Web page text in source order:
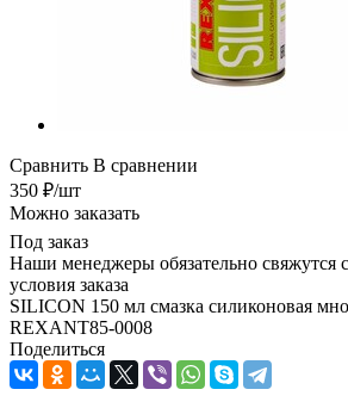
Сравнить В сравнении
350 ₽/шт
Можно заказать
Под заказ
Наши менеджеры обязательно свяжутся
условия заказа
SILICON 150 мл смазка силиконовая
REXANT85-0008
Поделиться